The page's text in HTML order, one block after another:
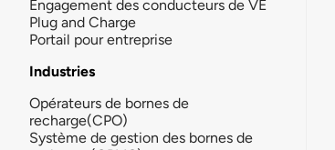
Engagement des conducteurs de VE
Plug and Charge
Portail pour entreprise
Industries
Opérateurs de bornes de
recharge(CPO)
Système de gestion des bornes de